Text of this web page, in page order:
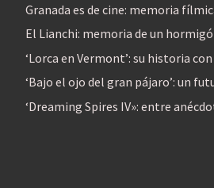
Granada es de cine: memoria
El Lianchi: memoria de un
‘Lorca en Vermont’: su historia
‘Bajo el ojo del gran pájaro’: un
‘Dreaming Spires IV»: entre